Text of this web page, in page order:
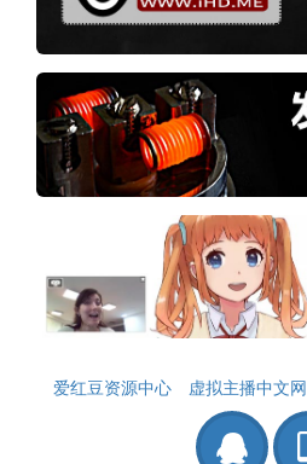
爱红豆资源中心 虚拟主播中文网